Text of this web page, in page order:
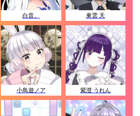
白音。 東雲 天
小鳥遊ノア 紫澄 うれん